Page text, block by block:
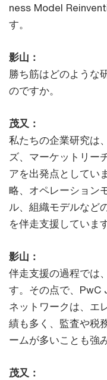
ness Model
す。
影山：
勝ち筋はどのような
のですか。
茂又：
私たちの企業研究は
ズ、マーケットリー
アを出発点としてい
略、オペレーション
ル、組織モデルなど
を伴走支援しています
影山：
伴走支援の過程では
す。その点で、PwC
ネットワークは、エ
績も多く、監査や税
ームが多いことも強
茂又：